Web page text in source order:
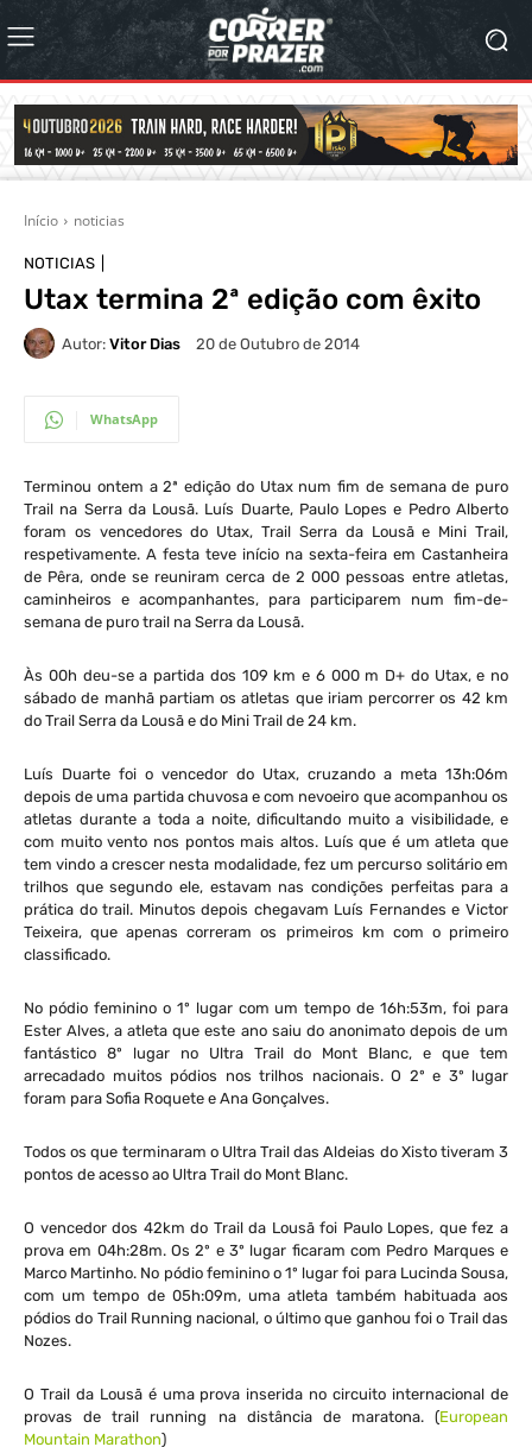
Início noticias
NOTICIAS
Utax termina 2ª edição com êxito
Autor: Vitor Dias 20 de Outubro de 2014
WhatsApp
Terminou ontem a 2ª edição do Utax num fim de semana de puro
Trail na Serra da Lousã. Luís Duarte, Paulo Lopes e Pedro Alberto
foram os vencedores do Utax, Trail Serra da Lousã e Mini Trail,
respetivamente. A festa teve início na sexta-feira em Castanheira
de Pêra, onde se reuniram cerca de 2 000 pessoas entre atletas,
caminheiros e acompanhantes, para participarem num fim-de-
semana de puro trail na Serra da Lousã.
Às 00h deu-se a partida dos 109 km e 6 000 m D+ do Utax, e no
sábado de manhã partiam os atletas que iriam percorrer os 42 km
do Trail Serra da Lousã e do Mini Trail de 24 km.
Luís Duarte foi o vencedor do Utax, cruzando a meta 13h:06m
depois de uma partida chuvosa e com nevoeiro que acompanhou os
atletas durante a toda a noite, dificultando muito a visibilidade, e
com muito vento nos pontos mais altos. Luís que é um atleta que
tem vindo a crescer nesta modalidade, fez um percurso solitário em
trilhos que segundo ele, estavam nas condições perfeitas para a
prática do trail. Minutos depois chegavam Luís Fernandes e Victor
Teixeira, que apenas correram os primeiros km com o primeiro
classificado.
No pódio feminino o 1º lugar com um tempo de 16h:53m, foi para
Ester Alves, a atleta que este ano saiu do anonimato depois de um
fantástico 8º lugar no Ultra Trail do Mont Blanc, e que tem
arrecadado muitos pódios nos trilhos nacionais. O 2º e 3º lugar
foram para Sofia Roquete e Ana Gonçalves.
Todos os que terminaram o Ultra Trail das Aldeias do Xisto tiveram 3
pontos de acesso ao Ultra Trail do Mont Blanc.
O vencedor dos 42km do Trail da Lousã foi Paulo Lopes, que fez a
prova em 04h:28m. Os 2º e 3º lugar ficaram com Pedro Marques e
Marco Martinho. No pódio feminino o 1º lugar foi para Lucinda Sousa,
com um tempo de 05h:09m, uma atleta também habituada aos
pódios do Trail Running nacional, o último que ganhou foi o Trail das
Nozes.
O Trail da Lousã é uma prova inserida no circuito internacional de
provas de trail running na distância de maratona. (European
Mountain Marathon)